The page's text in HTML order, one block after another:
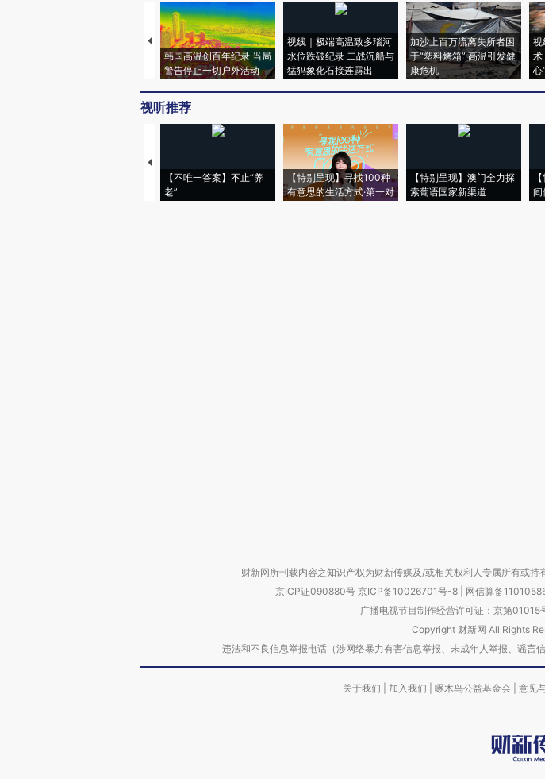
韩国高温创百年纪录 当局
警告停止一切户外活动
视线｜极端高温致多瑙河
水位跌破纪录 二战沉船与
猛犸象化石接连露出
加沙上百万流离失所者困
于“塑料烤箱” 高温引发健
康危机
视
术
心
视听推荐
【不唯一答案】不止“养
老”
【特别呈现】寻找100种
有意思的生活方式·第一对
【特别呈现】澳门全力探
索葡语国家新渠道
间
财新网所刊载内容之知识产权为财新传媒及/或相关权利人专属所有或
京ICP证090880号 京ICP备10026701号-8 网信算备
广播电视节目制作经营许可证：京第01015
Copyright 财新网 All Rights
违法和不良信息举报电话（涉网络暴力有害信息举报、未成年人举报、
关于我们 加入我们 啄木鸟公益基金会 意见